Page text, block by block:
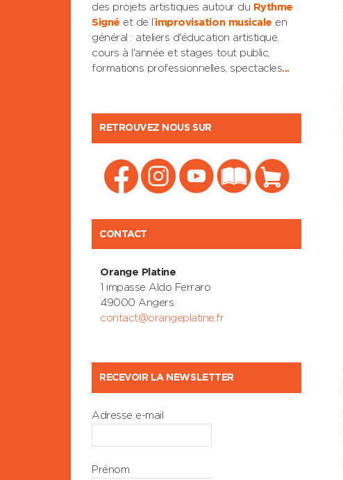
des projets artistiques autour du Rythme
Signé et de l’improvisation musicale en
général : ateliers d'éducation artistique,
cours à l'année et stages tout public,
formations professionnelles, spectacles...
RETROUVEZ NOUS SUR
CONTACT
Orange Platine
1 impasse Aldo Ferraro
49000 Angers
contact@orangeplatine.fr
RECEVOIR LA NEWSLETTER
Adresse e-mail
Prénom